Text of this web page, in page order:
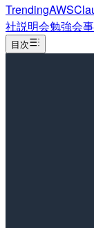
TrendingAWS
社説明会勉強会
目次